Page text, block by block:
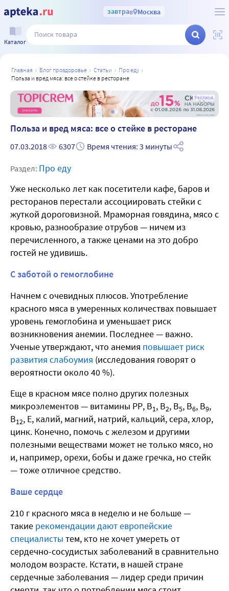
завтрав Москва
Каталог
главная блог проздоровье статьи
про еду
польза и вред мяса: все о стейке в ресторане
Реклама
Польза и вред мяса: все о стейке в ресторане
07.03.2018 6307 Время чтения: 3 минуты
Раздел: Про еду
Уже несколько лет как посетители кафе, баров и
ресторанов перестали ассоциировать стейки с
жуткой дороговизной. Мраморная говядина, мясо с
кровью, разнообразие отрубов — ничем из
перечисленного, а также ценами на это добро
гостей не удивишь.
С заботой о гемоглобине
Начнем с очевидных плюсов. Употребление
красного мяса в умеренных количествах повышает
уровень гемоглобина и уменьшает риск
возникновения анемии. Последнее — важно.
Ученые утверждают, что анемия повышает риск
развития слабоумия (исследования говорят о
вероятности около 40 %).
Еще в красном мясе полно других полезных
микроэлементов — витамины РР, В1, В2, В5, В6, В9,
В12, Е, калий, магний, натрий, кальций, сера, хлор,
цинк. Конечно, помочь с железом и другими
полезными веществами может не только мясо, но
и, например, орехи, бобы и даже гречка, но стейк
— тоже отличное средство.
Ваше сердце
210 г красного мяса в неделю и не больше —
такие рекомендации дают европейские
специалисты тем, кто не хочет умереть от
сердечно-сосудистых заболеваний в сравнительно
молодом возрасте. Кстати, в нашей стране
сердечные заболевания — лидер среди причин